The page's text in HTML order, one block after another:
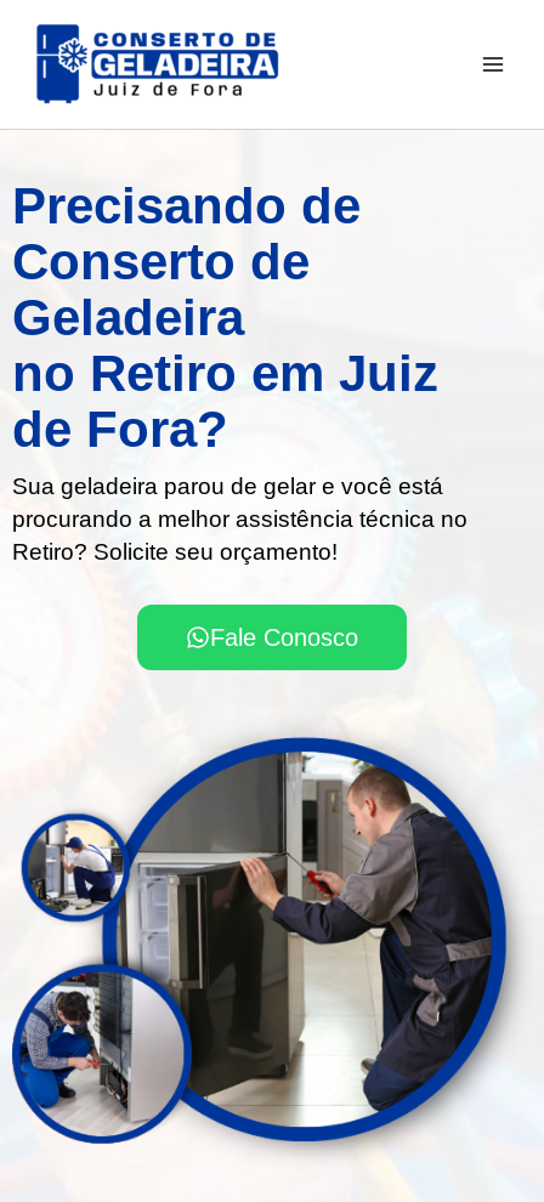
para
Precisando de
Conserto de
Geladeira
no Retiro em Juiz
de Fora?
Sua geladeira parou de gelar e você está
procurando a melhor assistência técnica no
Retiro? Solicite seu orçamento!
Fale Conosco